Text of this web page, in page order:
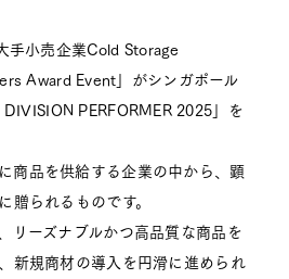
プライバシーポリシー
手小売企業Cold Storage
Award Event」がシンガポール
PERFORMER 2025」を
商品を供給する企業の中から、顕
られるものです。
リーズナブルかつ高品質な商品を
新規商材の導入を円滑に進められ